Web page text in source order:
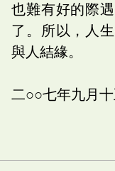
也難有好的際
了。所以，人
與人結緣。
二○○七年九月十